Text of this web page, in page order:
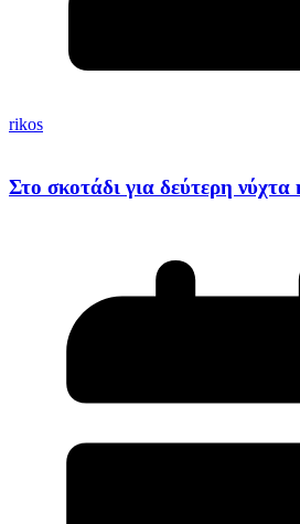
rikos
Στο σκοτάδι για δεύτερη